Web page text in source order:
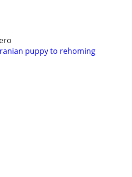
puppy to rehoming